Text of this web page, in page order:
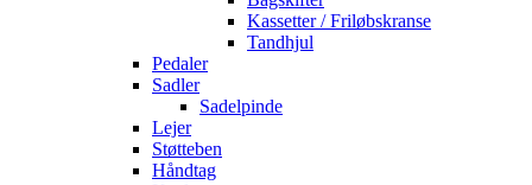
Kassetter / Friløbskranse
Tandhjul
Pedaler
Sadler
Sadelpinde
Lejer
Støtteben
Håndtag